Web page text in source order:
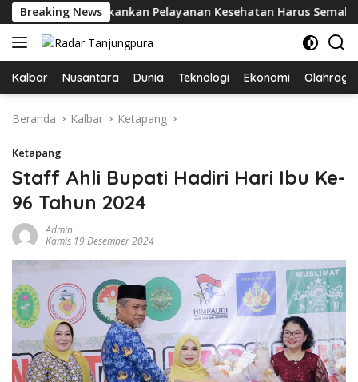
Langsung
ke
konten
Breaking News
Tekankan Pelayanan Kesehatan Harus Semakin Baik
Kalbar Nusantara Dunia Teknologi Ekonomi Olahraga
Beranda Kalbar Ketapang
Ketapang
Staff Ahli Bupati Hadiri Hari Ibu Ke-
96 Tahun 2024
Admin
Kamis 19 Desember 2024